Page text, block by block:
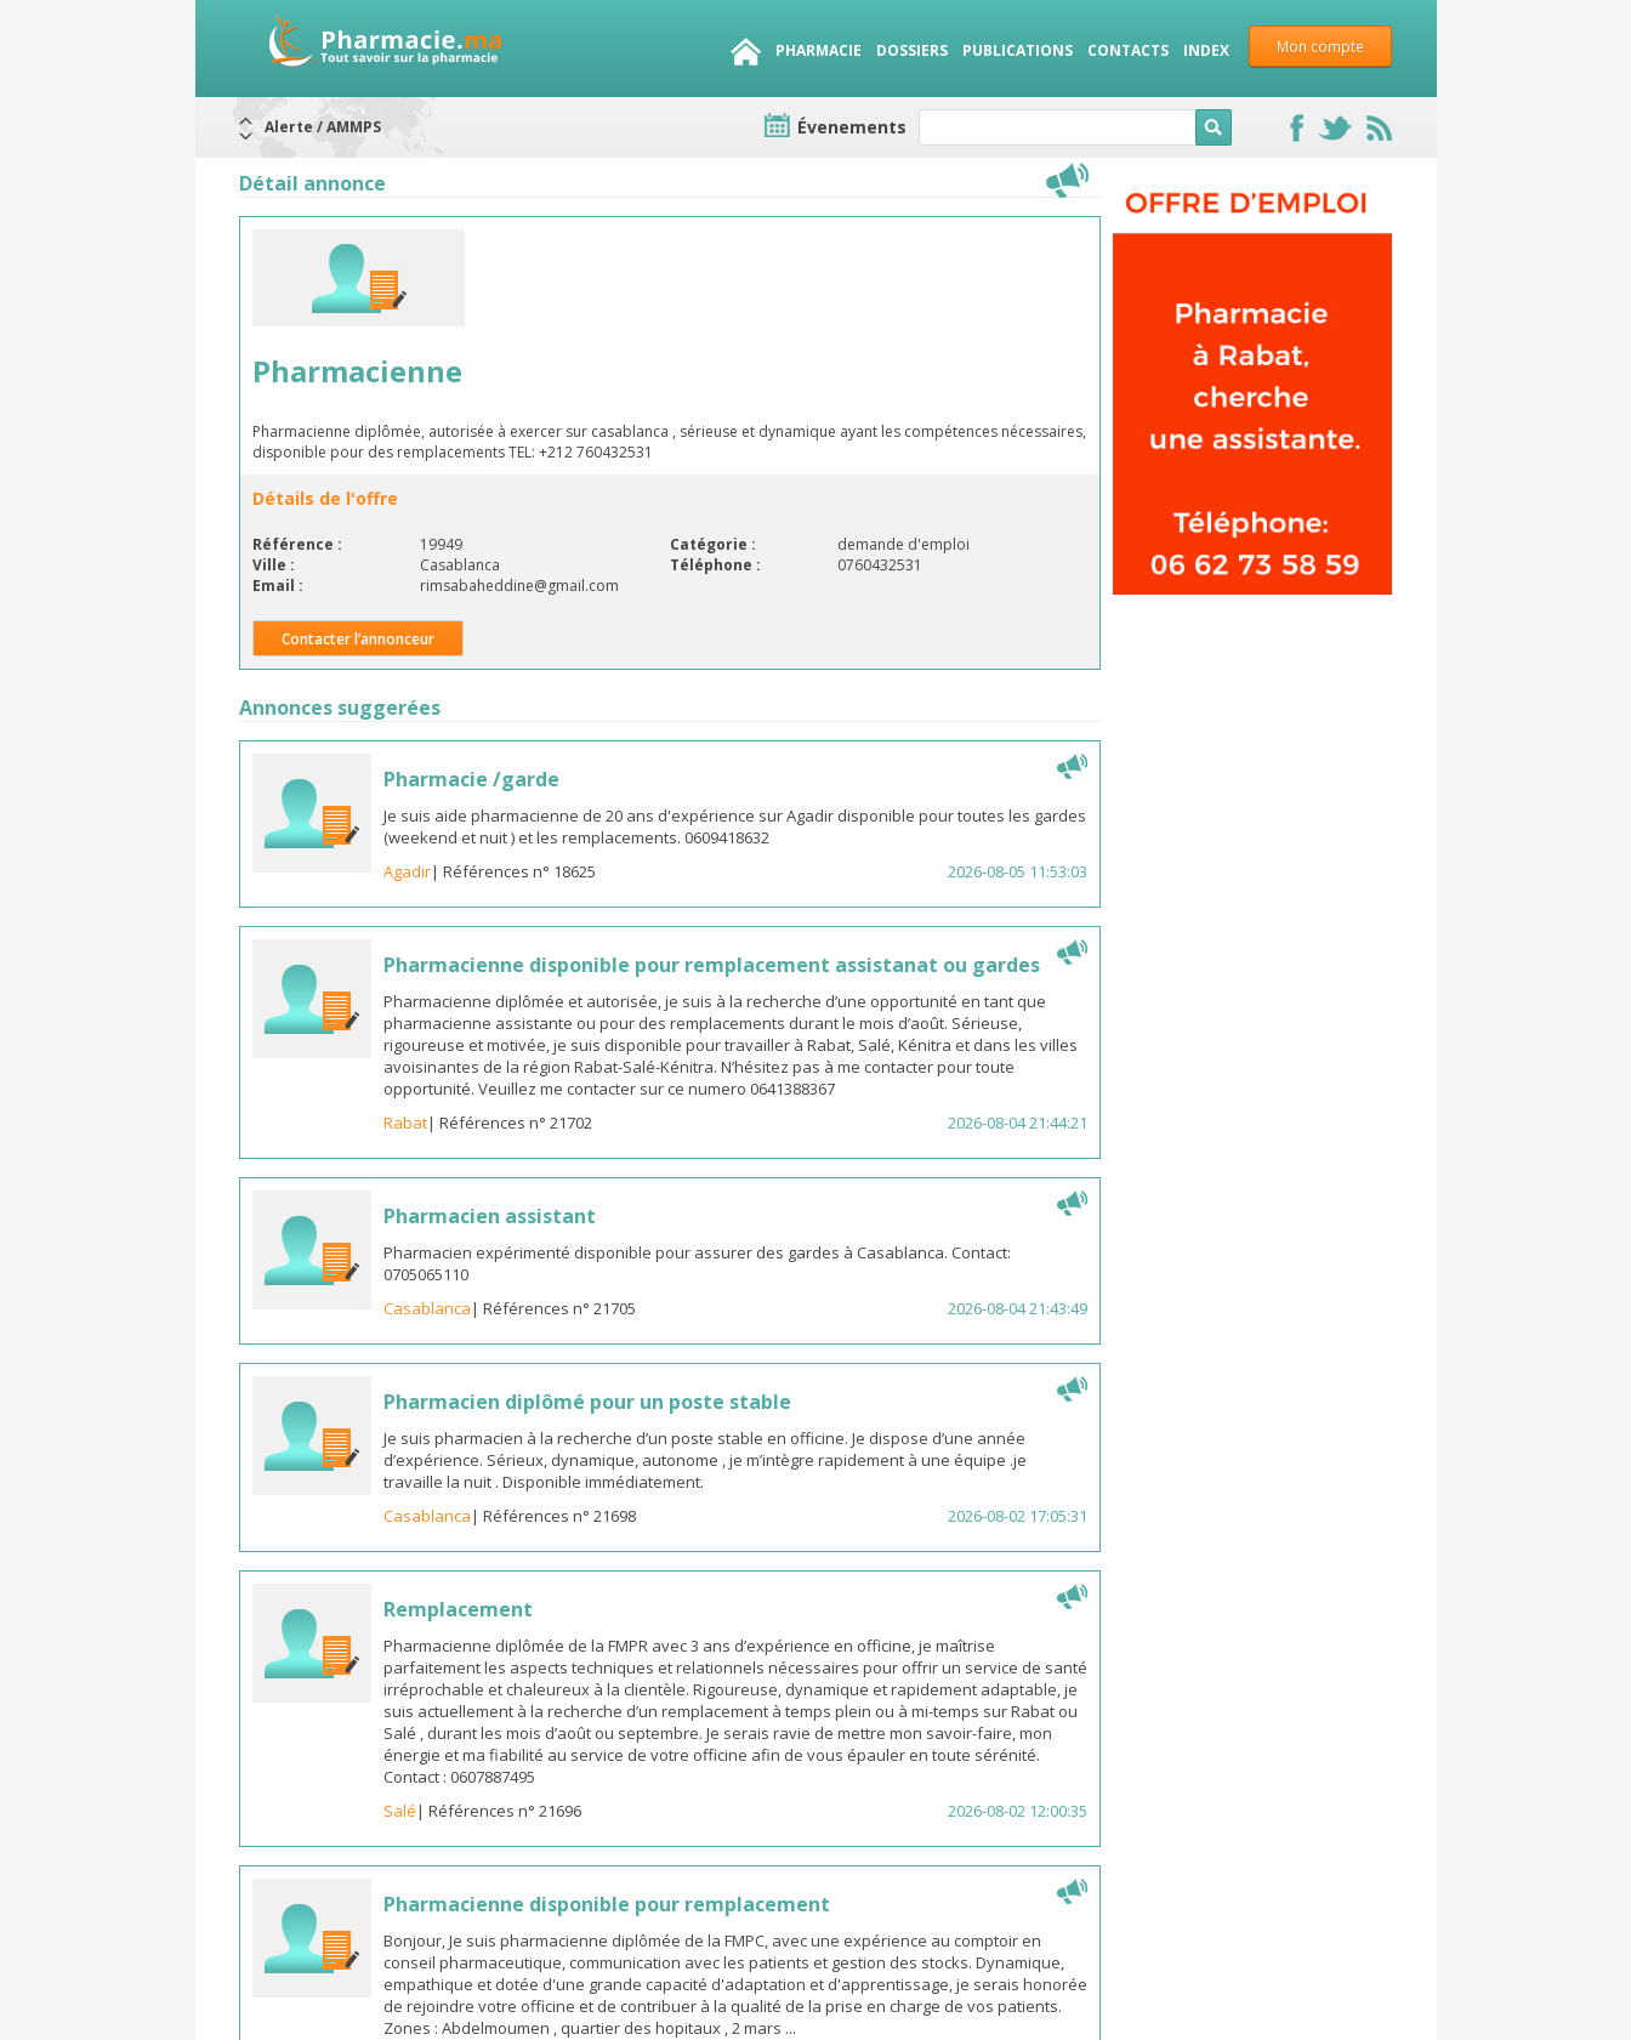
Mon compte
PHARMACIE DOSSIERS PUBLICATIONS CONTACTS INDEX
Alerte / AMMPS
ARRÊT DE COMMERCIALISATION
Rappel de lots : préparations lactées
Évenements
Détail annonce
Pharmacienne
Pharmacienne diplômée, autorisée à exercer sur casablanca , sérieuse et dynamique ayant les compétences nécessaires,
disponible pour des remplacements TEL: +212 760432531
Détails de l'offre
Référence : 19949 Catégorie :
demande d'emploi
Ville :
Casablanca Téléphone :
0760432531
Email :
rimsabaheddine@gmail.com
Contacter l’annonceur
Annonces suggerées
Pharmacie /garde
Je suis aide pharmacienne de 20 ans d'expérience sur Agadir disponible pour toutes les gardes
(weekend et nuit ) et les remplacements. 0609418632
Agadir| Références n° 18625 2026-08-05 11:53:03
Pharmacienne disponible pour remplacement assistanat ou gardes
Pharmacienne diplômée et autorisée, je suis à la recherche d’une opportunité en tant que
pharmacienne assistante ou pour des remplacements durant le mois d’août. Sérieuse,
rigoureuse et motivée, je suis disponible pour travailler à Rabat, Salé, Kénitra et dans les villes
avoisinantes de la région Rabat-Salé-Kénitra. N’hésitez pas à me contacter pour toute
opportunité. Veuillez me contacter sur ce numero 0641388367
Rabat| Références n° 21702 2026-08-04 21:44:21
Pharmacien assistant
Pharmacien expérimenté disponible pour assurer des gardes à Casablanca. Contact:
0705065110
Casablanca| Références n° 21705 2026-08-04 21:43:49
Pharmacien diplômé pour un poste stable
Je suis pharmacien à la recherche d’un poste stable en officine. Je dispose d’une année
d’expérience. Sérieux, dynamique, autonome , je m’intègre rapidement à une équipe .je
travaille la nuit . Disponible immédiatement.
Casablanca| Références n° 21698 2026-08-02 17:05:31
Remplacement
Pharmacienne diplômée de la FMPR avec 3 ans d’expérience en officine, je maîtrise
parfaitement les aspects techniques et relationnels nécessaires pour offrir un service de santé
irréprochable et chaleureux à la clientèle. Rigoureuse, dynamique et rapidement adaptable, je
suis actuellement à la recherche d’un remplacement à temps plein ou à mi-temps sur Rabat ou
Salé , durant les mois d’août ou septembre. Je serais ravie de mettre mon savoir-faire, mon
énergie et ma fiabilité au service de votre officine afin de vous épauler en toute sérénité.
Contact : 0607887495
Salé| Références n° 21696 2026-08-02 12:00:35
Pharmacienne disponible pour remplacement
Bonjour, Je suis pharmacienne diplômée de la FMPC, avec une expérience au comptoir en
conseil pharmaceutique, communication avec les patients et gestion des stocks. Dynamique,
empathique et dotée d'une grande capacité d'adaptation et d'apprentissage, je serais honorée
de rejoindre votre officine et de contribuer à la qualité de la prise en charge de vos patients.
Zones : Abdelmoumen , quartier des hopitaux , 2 mars ...